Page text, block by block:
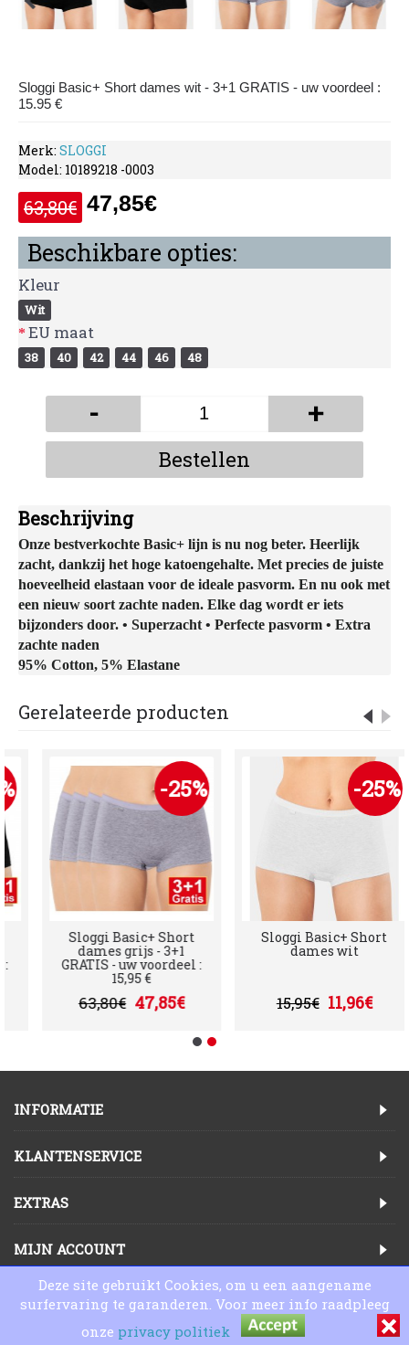
Sloggi Basic+ Short dames wit - 3+1 GRATIS - uw voordeel :
15.95 €
Merk: SLOGGI
Model: 10189218 -0003
63,80€ 47,85€
Beschikbare opties:
Kleur
Wit
EU maat
38 40 42 44 46 48
- +
Bestellen
Beschrijving
Onze bestverkochte Basic+ lijn is nu nog beter. Heerlijk
zacht, dankzij het hoge katoengehalte. Met precies de juiste
hoeveelheid elastaan voor de ideale pasvorm. En nu ook met
een nieuw soort zachte naden. Elke dag wordt er iets
bijzonders door. • Superzacht • Perfecte pasvorm • Extra
zachte naden
95% Cotton, 5% Elastane
Gerelateerde producten
-25%
Sloggi Basic+ Short
dames grijs - 3+1
GRATIS - uw voordeel :
15,95 €
63,80€ 47,85€
-25%
Sloggi Basic+ Short
dames wit
15,95€ 11,96€
INFORMATIE
KLANTENSERVICE
EXTRAS
MIJN ACCOUNT
Copyright © 2025, Lingeriewinkel Online
Deze site gebruikt Cookies, om u een aangename
surfervaring te garanderen. Voor meer info raadpleeg
onze privacy politiek